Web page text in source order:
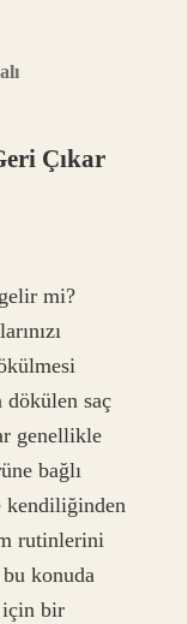
Çıkar
mi?
dökülen saç
genellikle
bağlı
kendiliğinden
rutinlerini
konuda
bir